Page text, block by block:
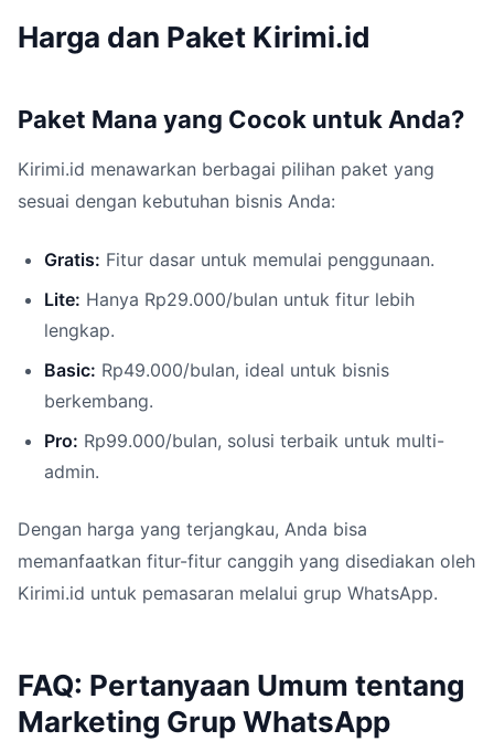
Harga dan Paket Kirimi.id
Paket Mana yang Cocok untuk Anda?
Kirimi.id menawarkan berbagai pilihan paket yang
sesuai dengan kebutuhan bisnis Anda:
Gratis: Fitur dasar untuk memulai penggunaan.
Lite: Hanya Rp29.000/bulan untuk fitur lebih
lengkap.
Basic: Rp49.000/bulan, ideal untuk bisnis
berkembang.
Pro: Rp99.000/bulan, solusi terbaik untuk multi-
admin.
Dengan harga yang terjangkau, Anda bisa
memanfaatkan fitur-fitur canggih yang disediakan oleh
Kirimi.id untuk pemasaran melalui grup WhatsApp.
FAQ: Pertanyaan Umum tentang
Marketing Grup WhatsApp